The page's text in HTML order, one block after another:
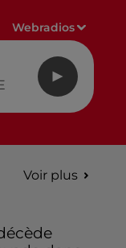
Webradios
Voir plus